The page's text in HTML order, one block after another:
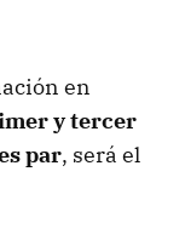
en
y tercer
par, será el